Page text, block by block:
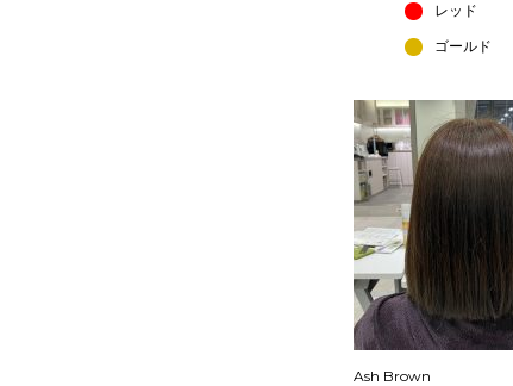
レッド
ゴールド
Ash Brown